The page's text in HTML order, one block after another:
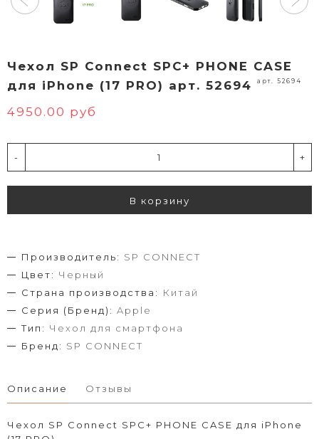
Чехол SP Connect SPC+ PHONE CASE
для iPhone (17 PRO) арт. 52694
арт. 52694
4950.00 руб
- +
В корзину
Производитель: SP CONNECT
Цвет: Черный
Страна производства:
Китай
Серия (Бренд): Apple
Тип: Чехол для смартфона
Бренд: SP CONNECT
Описание Отзывы
Чехол SP Connect SPC+ PHONE CASE для iPhone